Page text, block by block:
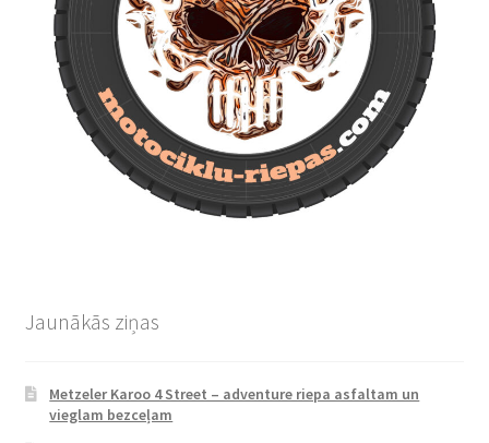
Jaunākās ziņas
Metzeler Karoo 4 Street – adventure riepa asfaltam un
vieglam bezceļam